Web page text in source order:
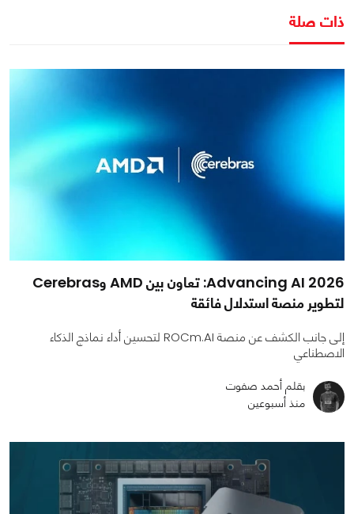
ذات صلة
Advancing AI 2026: تعاون بين AMD وCerebras
لتطوير منصة استدلال فائقة
إلى جانب الكشف عن منصة ROCm.AI لتحسين أداء نماذج الذكاء
الاصطناعي
بقلم أحمد صفوت
منذ أسبوعين